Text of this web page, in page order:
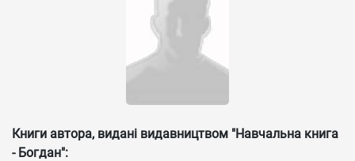
Книги автора, видані видавництвом "Навчальна книга
- Богдан":